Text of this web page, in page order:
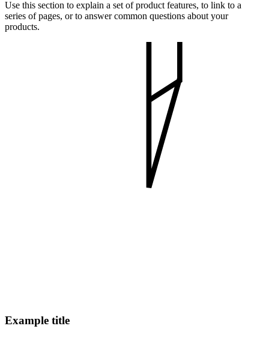
Use this section to explain a set of product features, to link to a
series of pages, or to answer common questions about your
products.
Example title